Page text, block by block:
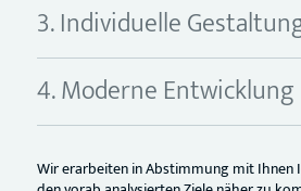
3. Individuelle
4. Moderne Entwicklung
Wir erarbeiten in Abstimmung mit Ihnen